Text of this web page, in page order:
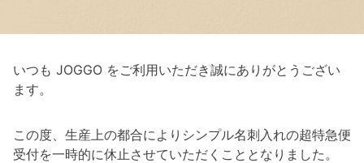
いつも JOGGO をご利用いただき誠にありがとうござい
ます。
この度、生産上の都合によりシンプル名刺入れの超特急便
受付を一時的に休止させていただくこととなりました。